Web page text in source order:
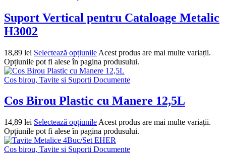
Suport Vertical pentru Cataloage Metalic
H3002
18,89 lei Selectează opțiunile Acest produs are mai multe variații.
Opțiunile pot fi alese în pagina produsului.
Cos birou, Tavite si Suporti Documente
Cos Birou Plastic cu Manere 12,5L
14,89 lei Selectează opțiunile Acest produs are mai multe variații.
Opțiunile pot fi alese în pagina produsului.
Cos birou, Tavite si Suporti Documente